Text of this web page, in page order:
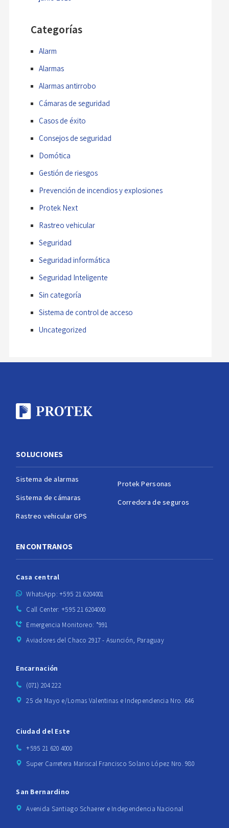
Categorías
Alarm
Alarmas
Alarmas antirrobo
Cámaras de seguridad
Casos de éxito
Consejos de seguridad
Domótica
Gestión de riesgos
Prevención de incendios y explosiones
Protek Next
Rastreo vehicular
Seguridad
Seguridad informática
Seguridad Inteligente
Sin categoría
Sistema de control de acceso
Uncategorized
SOLUCIONES
Sistema de alarmas
Sistema de cámaras
Rastreo vehicular GPS
Protek Personas
Corredora de seguros
ENCONTRANOS
Casa central
WhatsApp: +595 21 6204001
Call Center: +595 21 6204000
Emergencia Monitoreo: *991
Aviadores del Chaco 2917 - Asunción, Paraguay
Encarnación
(071) 204 222
25 de Mayo e/Lomas Valentinas e Independencia Nro. 646
Ciudad del Este
+595 21 620 4000
Super Carretera Mariscal Francisco Solano López Nro. 980
San Bernardino
Avenida Santiago Schaerer e Independencia Nacional